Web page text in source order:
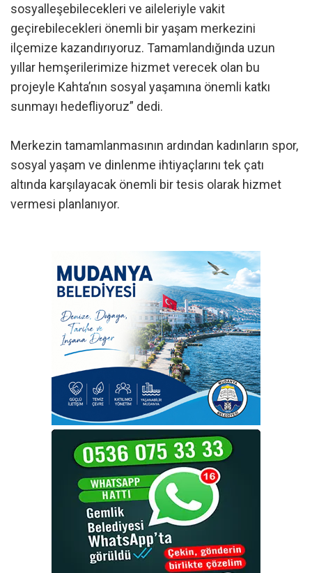
sosyalleşebilecekleri ve aileleriyle vakit
geçirebilecekleri önemli bir yaşam merkezini
ilçemize kazandırıyoruz. Tamamlandığında uzun
yıllar hemşerilerimize hizmet verecek olan bu
projeyle Kahta’nın sosyal yaşamına önemli katkı
sunmayı hedefliyoruz” dedi.
Merkezin tamamlanmasının ardından kadınların spor,
sosyal yaşam ve dinlenme ihtiyaçlarını tek çatı
altında karşılayacak önemli bir tesis olarak hizmet
vermesi planlanıyor.